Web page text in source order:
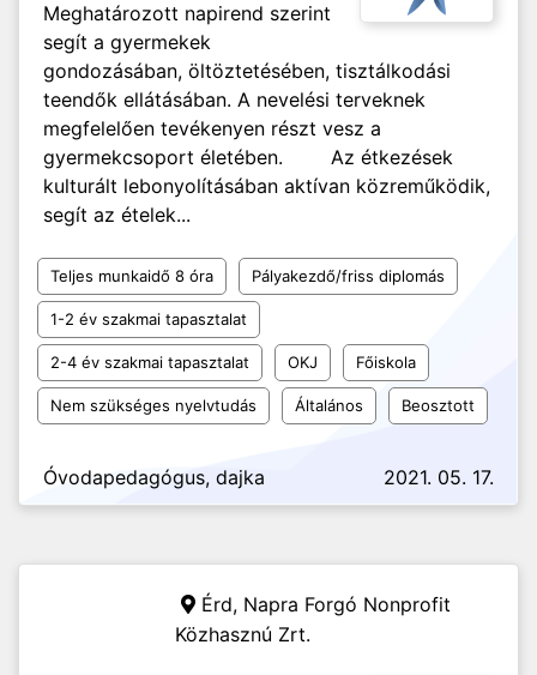
Meghatározott napirend szerint
segít a gyermekek
gondozásában, öltöztetésében, tisztálkodási
teendők ellátásában. A nevelési terveknek
megfelelően tevékenyen részt vesz a
gyermekcsoport életében. Az étkezések
kulturált lebonyolításában aktívan közreműködik,
segít az ételek...
Teljes munkaidő 8 óra Pályakezdő/friss diplomás
1-2 év szakmai tapasztalat
2-4 év szakmai tapasztalat OKJ Főiskola
Nem szükséges nyelvtudás Általános Beosztott
Óvodapedagógus, dajka 2021. 05. 17.
Érd, Napra Forgó Nonprofit
Közhasznú Zrt.